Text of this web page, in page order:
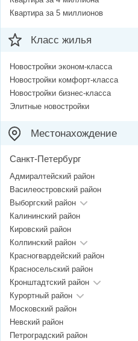
Квартира за 5 миллионов
Класс жилья
Новостройки эконом-класса
Новостройки комфорт-класса
Новостройки бизнес-класса
Элитные новостройки
Местонахождение
Санкт-Петербург
Адмиралтейский район
Василеостровский район
Выборгский район
Калининский район
Кировский район
Колпинский район
Красногвардейский район
Красносельский район
Кронштадтский район
Курортный район
Московский район
Невский район
Петроградский район